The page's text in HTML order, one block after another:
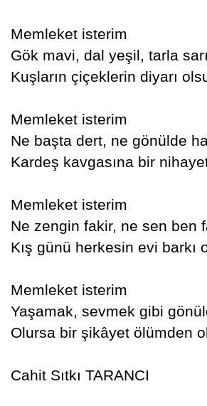
Memleket isterim
Gök mavi, dal yeşil, tarla
Kuşların çiçeklerin diyarı
Memleket isterim
Ne başta dert, ne gönülde
Kardeş kavgasına bir
Memleket isterim
Ne zengin fakir, ne sen ben
Kış günü herkesin evi barkı
Memleket isterim
Yaşamak, sevmek gibi
Olursa bir şikâyet ölümden
Cahit Sıtkı TARANCI